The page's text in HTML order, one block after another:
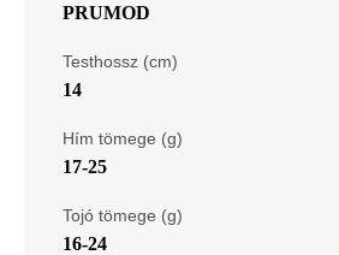
PRUMOD
Testhossz (cm)
14
Hím tömege (g)
17-25
Tojó tömege (g)
16-24